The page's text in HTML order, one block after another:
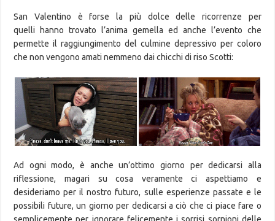
San Valentino è forse la più dolce delle ricorrenze per
quelli hanno trovato l’anima gemella ed anche l’evento che
permette il raggiungimento del culmine depressivo per coloro
che non vengono amati nemmeno dai chicchi di riso Scotti:
Ad ogni modo, è anche un’ottimo giorno per dedicarsi alla
riflessione, magari su cosa veramente ci aspettiamo e
desideriamo per il nostro futuro, sulle esperienze passate e le
possibili future, un giorno per dedicarsi a ciò che ci piace fare o